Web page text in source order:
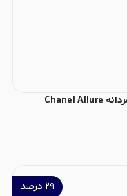
عطر ادکلن چنل-شنل الور هوم ادوتویلت مردانه Chanel Allure
۲۹ درصد